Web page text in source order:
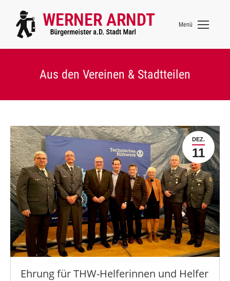
Menü
Aus den Vereinen & Stadtteilen
DEZ.
11
Ehrung für THW-Helferinnen und Helfer